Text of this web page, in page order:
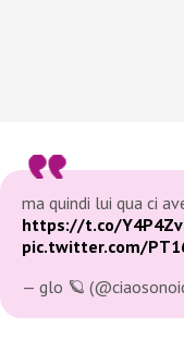
ma quindi lui qua ci
https://t.co/
pic.twitter.com/
— glo 🪐